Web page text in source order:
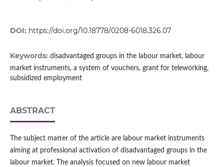
DOI: https://doi.org/10.18778/0208-6018.326.07
Keywords: disadvantaged groups in the labour market, labour
market instruments, a system of vouchers, grant for teleworking,
subsidized employment
ABSTRACT
The subject matter of the article are labour market instruments
aiming at professional activation of disadvantaged groups in the
labour market. The analysis focused on new labour market